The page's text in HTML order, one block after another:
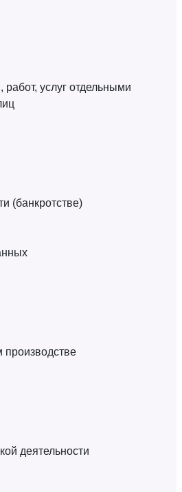
работ, услуг отдельными
(банкротстве)
производстве
деятельности